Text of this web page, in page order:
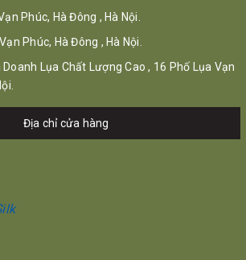
Phúc, Hà Đông , Hà Nội.
Phúc, Hà Đông , Hà Nội.
Lụa Chất Lượng Cao , 16 Phố Lụa Vạn
Địa chỉ cửa hàng